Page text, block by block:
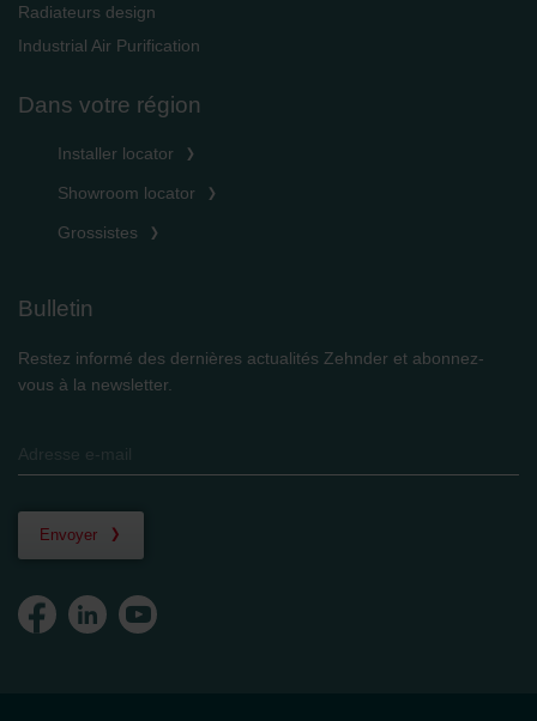
Radiateurs design
Industrial Air Purification
Dans votre région
Installer locator
Showroom locator
Grossistes
Bulletin
Restez informé des dernières actualités Zehnder et abonnez-
vous à la newsletter.
Envoyer